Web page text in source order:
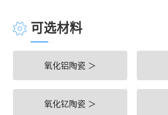
可选材料
氧化铝陶瓷 ＞
氧化钇陶瓷 ＞